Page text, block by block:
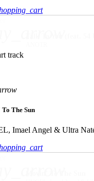
The Sun
Imael Angel & Ultra